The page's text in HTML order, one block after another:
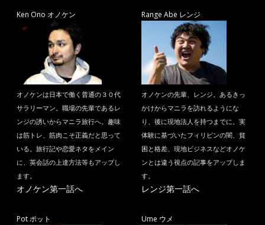
Ken Ono オノケン
オノケンは日本で働く普通の３０代
サラリーマン。職場の先輩であるレ
ンジの誘いからマニラ旅行へ。趣味
は筋トレ、筋肉こそ正義だと思って
いる。旅行記や恋愛ネタをメイン
に、英会話の上達方法等もアップし
ます。
オノケン第一話へ
Range Abe レンジ
オノケンの先輩、レンジ。あるきっ
かけからマニラを訪れるようにな
り、後に現地法人を持つまでに。実
体験に基づいたフィリピンの闇、貧
困と格差、現地ビジネスなどオノケ
ンとは違う視点の記事をアップしま
す。
レンジ第一話へ
Pot ポット Ume ウメ